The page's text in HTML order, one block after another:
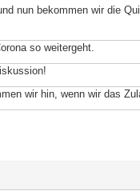
nun bekommen wir die
so weitergeht.
wir hin, wenn wir das